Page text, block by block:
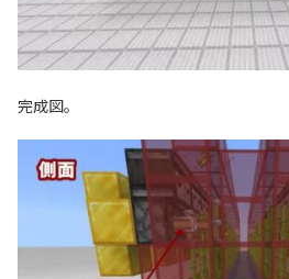
完成図。